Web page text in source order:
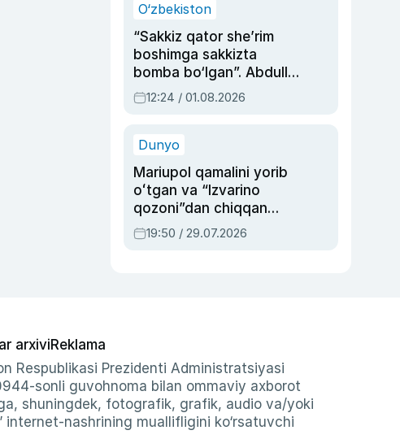
O‘zbekiston
“Sakkiz qator she’rim
boshimga sakkizta
bomba bo‘lgan”. Abdulla
Oripovni siyosiy
ayblovlardan asrab
12:24 / 01.08.2026
Dunyo
Mariupol qamalini yorib
oʻtgan va “Izvarino
qozoni”dan chiqqan
qahramon — Ukraina
armiyasi bosh
19:50 / 29.07.2026
arxiviReklama
Respublikasi Prezidenti Administratsiyasi
sonli guvohnoma bilan ommaviy axborot
shuningdek, fotografik, grafik, audio va/yoki
internet-nashrining muallifligini ko‘rsatuvchi